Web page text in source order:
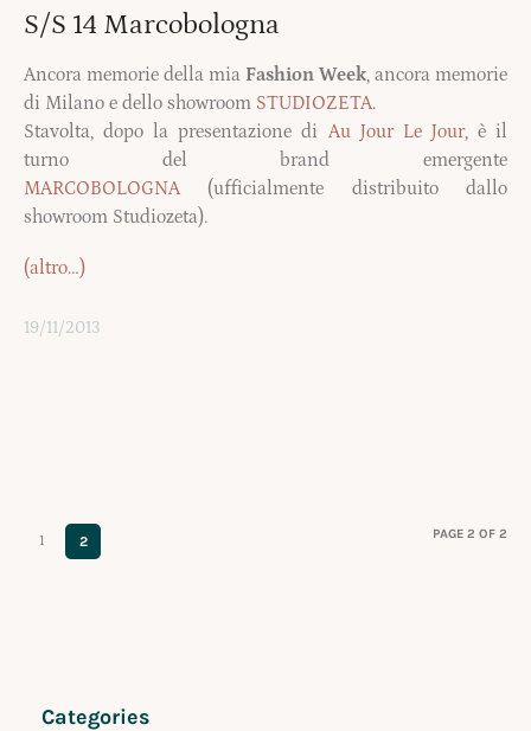
S/S 14 Marcobologna
Ancora memorie della mia Fashion Week , ancora memorie
di Milano e dello showroom STUDIOZETA.
Stavolta, dopo la presentazione di Au Jour Le Jour, è il
turno del brand emergente
MARCOBOLOGNA
(ufficialmente distribuito dallo
showroom Studiozeta).
(altro…)
19/11/2013
1 2 PAGE 2 OF 2
Categories